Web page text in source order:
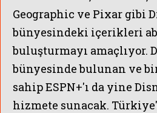
Geographic ve Pixar gibi
bünyesindeki içerikleri
buluşturmayı amaçlıyor.
bünyesinde bulunan ve
sahip ESPN+'ı da yine
hizmete sunacak.